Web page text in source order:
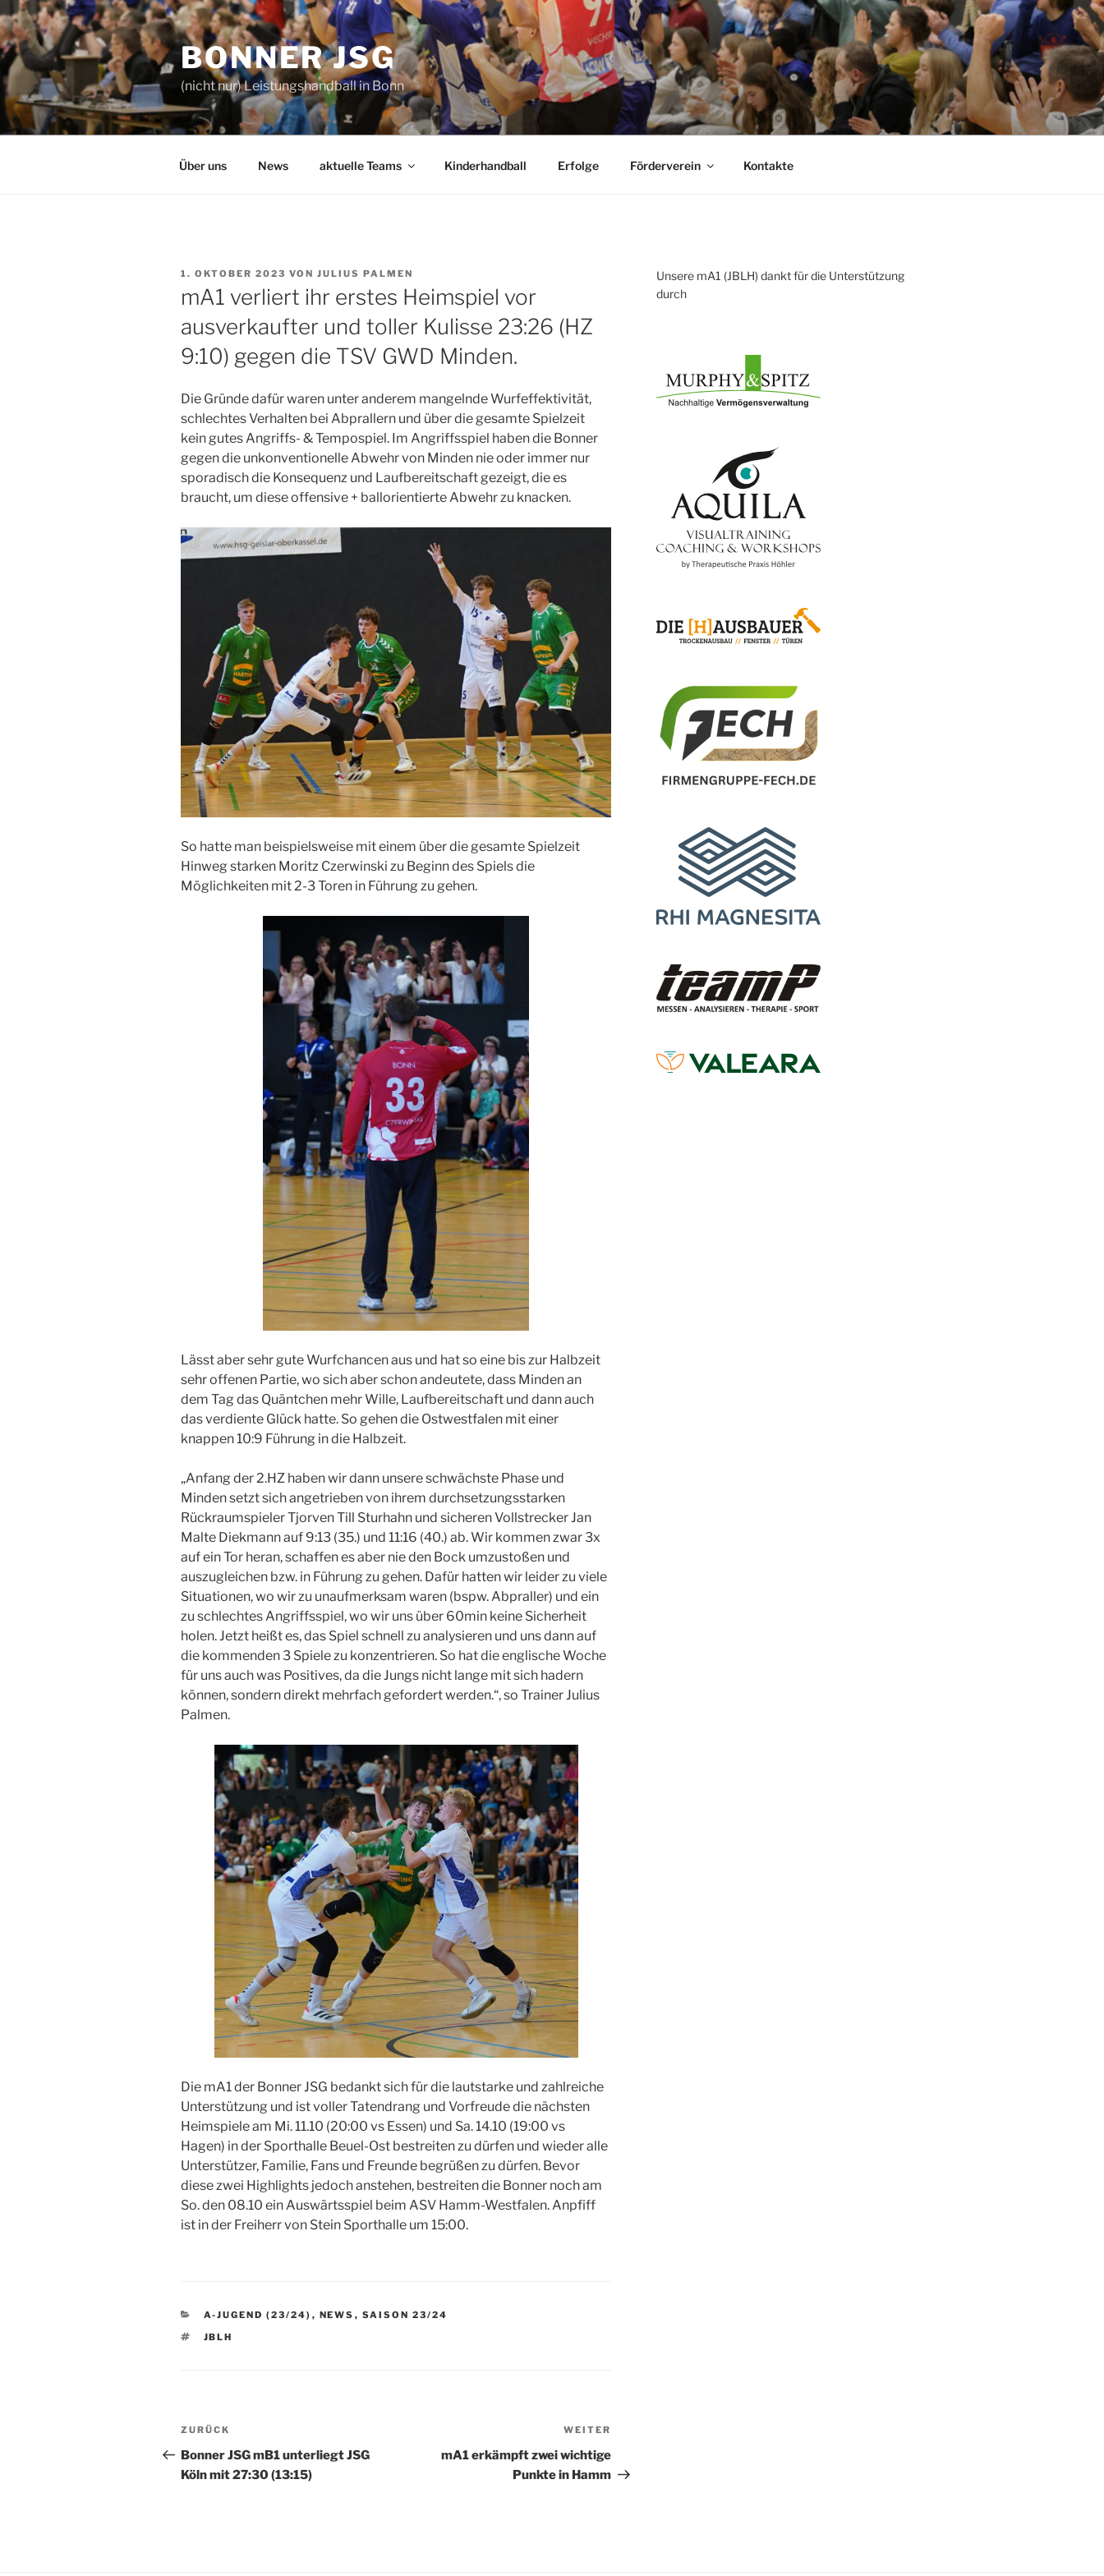
Zum
Inhalt
springen
BONNER JSG
(nicht nur) Leistungshandball in Bonn
Über uns News aktuelle Teams Kinderhandball Erfolge Förderverein Kontakte
VERÖFFENTLICHT
1. OKTOBER 2023 VON JULIUS PALMEN
mA1 verliert ihr erstes Heimspiel vor
ausverkaufter und toller Kulisse 23:26 (HZ
9:10) gegen die TSV GWD Minden.
Die Gründe dafür waren unter anderem mangelnde Wurfeffektivität,
schlechtes Verhalten bei Abprallern und über die gesamte Spielzeit
kein gutes Angriffs- & Tempospiel. Im Angriffsspiel haben die Bonner
gegen die unkonventionelle Abwehr von Minden nie oder immer nur
sporadisch die Konsequenz und Laufbereitschaft gezeigt, die es
braucht, um diese offensive + ballorientierte Abwehr zu knacken.
So hatte man beispielsweise mit einem über die gesamte Spielzeit
Hinweg starken Moritz Czerwinski zu Beginn des Spiels die
Möglichkeiten mit 2-3 Toren in Führung zu gehen.
Lässt aber sehr gute Wurfchancen aus und hat so eine bis zur Halbzeit
sehr offenen Partie, wo sich aber schon andeutete, dass Minden an
dem Tag das Quäntchen mehr Wille, Laufbereitschaft und dann auch
das verdiente Glück hatte. So gehen die Ostwestfalen mit einer
knappen 10:9 Führung in die Halbzeit.
„Anfang der 2.HZ haben wir dann unsere schwächste Phase und
Minden setzt sich angetrieben von ihrem durchsetzungsstarken
Rückraumspieler Tjorven Till Sturhahn und sicheren Vollstrecker Jan
Malte Diekmann auf 9:13 (35.) und 11:16 (40.) ab. Wir kommen zwar 3x
auf ein Tor heran, schaffen es aber nie den Bock umzustoßen und
auszugleichen bzw. in Führung zu gehen. Dafür hatten wir leider zu viele
Situationen, wo wir zu unaufmerksam waren (bspw. Abpraller) und ein
zu schlechtes Angriffsspiel, wo wir uns über 60min keine Sicherheit
holen. Jetzt heißt es, das Spiel schnell zu analysieren und uns dann auf
die kommenden 3 Spiele zu konzentrieren. So hat die englische Woche
für uns auch was Positives, da die Jungs nicht lange mit sich hadern
können, sondern direkt mehrfach gefordert werden.“, so Trainer Julius
Palmen.
Die mA1 der Bonner JSG bedankt sich für die lautstarke und zahlreiche
Unterstützung und ist voller Tatendrang und Vorfreude die nächsten
Heimspiele am Mi. 11.10 (20:00 vs Essen) und Sa. 14.10 (19:00 vs
Hagen) in der Sporthalle Beuel-Ost bestreiten zu dürfen und wieder alle
Unterstützer, Familie, Fans und Freunde begrüßen zu dürfen. Bevor
diese zwei Highlights jedoch anstehen, bestreiten die Bonner noch am
So. den 08.10 ein Auswärtsspiel beim ASV Hamm-Westfalen. Anpfiff
ist in der Freiherr von Stein Sporthalle um 15:00.
KATEGORIEN
A-JUGEND (23/24) , NEWS , SAISON 23/24
SCHLAGWÖRTER
JBLH
Beitragsnavigation
Vorheriger
Beitrag
ZURÜCK
Bonner JSG mB1 unterliegt JSG
Köln mit 27:30 (13:15)
Beitrag
WEITER
mA1 erkämpft zwei wichtige
Punkte in Hamm
Unsere mA1 (JBLH) dankt für die Unterstützung
durch